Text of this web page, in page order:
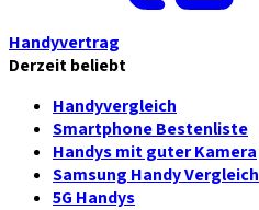
Handyvertrag
Derzeit beliebt
Handyvergleich
Smartphone Bestenliste
Handys mit guter Kamera
Samsung Handy Vergleich
5G Handys